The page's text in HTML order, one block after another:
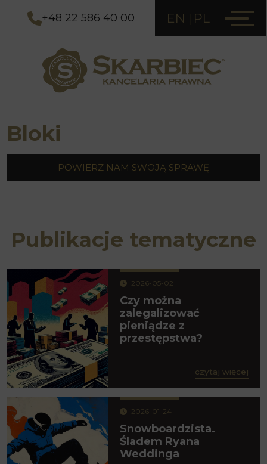
+48 22 586 40 00 EN PL
Bloki
POWIERZ NAM SWOJĄ SPRAWĘ
Publikacje tematyczne
2026-05-02
Czy można
zalegalizować
pieniądze z
przestępstwa?
czytaj więcej
2026-01-24
Snowboardzista.
Śladem Ryana
Weddinga